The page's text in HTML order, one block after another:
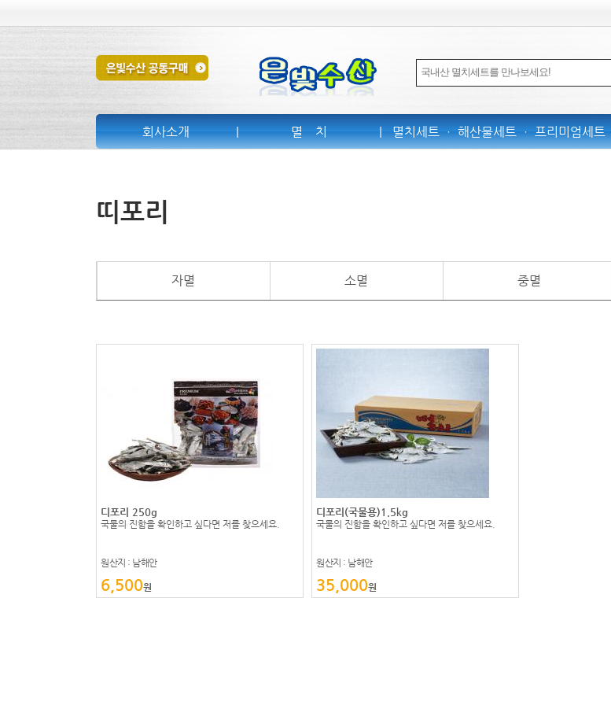
회사소개 | 멸 치 | 멸치세트 ㆍ 해산물세트 ㆍ 프리미엄세트
띠포리
자멸 소멸 중멸
디포리 250g
국물의 진함을 확인하고 싶다면 저를 찾으세요.
원산지 : 남해안
6,500원
디포리(국물용)1.5kg
국물의 진함을 확인하고 싶다면 저를 찾으세요.
원산지 : 남해안
35,000원